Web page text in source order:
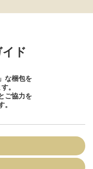
ド
な梱包を
。
ご協力を
。